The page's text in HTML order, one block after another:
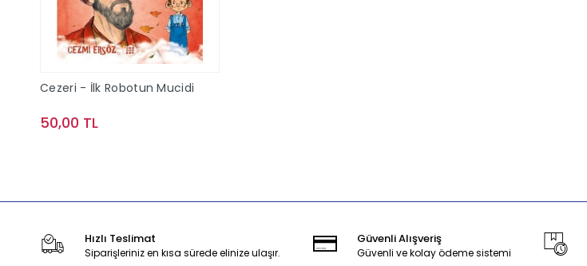
Cezeri - İlk Robotun Mucidi
50,00 TL
Hızlı Teslimat
Siparişleriniz en kısa sürede elinize ulaşır.
Güvenli Alışveriş
Güvenli ve kolay ödeme sistemi